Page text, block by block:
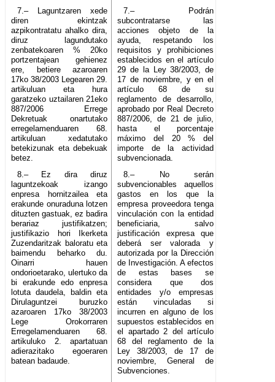
7.– Laguntzaren xede
diren ekintzak
azpikontratatu ahalko dira,
diruz lagundutako
zenbatekoaren % 20ko
portzentajean gehienez
ere, betiere azaroaren
17ko 38/2003 Legearen 29.
artikuluan eta hura
garatzeko uztailaren 21eko
887/2006 Errege
Dekretuak onartutako
erregelamenduaren 68.
artikuluan xedatutako
betekizunak eta debekuak
betez.
7.– Podrán
subcontratarse las
acciones objeto de la
ayuda, respetando los
requisitos y prohibiciones
establecidos en el artículo
29 de la Ley 38/2003, de
17 de noviembre, y en el
artículo 68 de su
reglamento de desarrollo,
aprobado por Real Decreto
887/2006, de 21 de julio,
hasta el porcentaje
máximo del 20 % del
importe de la actividad
subvencionada.
8.– Ez dira diruz
laguntzekoak izango
enpresa hornitzailea eta
erakunde onuraduna lotzen
dituzten gastuak, ez badira
berariaz justifikatzen;
justifikazio hori Ikerketa
Zuzendaritzak baloratu eta
baimendu beharko du.
Oinarri hauen
ondorioetarako, ulertuko da
bi erakunde edo enpresa
lotuta daudela, baldin eta
Dirulaguntzei buruzko
azaroaren 17ko 38/2003
Lege Orokorraren
Erregelamenduaren 68.
artikuluko 2. apartatuan
adierazitako egoeraren
batean badaude.
8.– No serán
subvencionables aquellos
gastos en los que la
empresa proveedora tenga
vinculación con la entidad
beneficiaria, salvo
justificación expresa que
deberá ser valorada y
autorizada por la Dirección
de Investigación. A efectos
de estas bases se
considera que dos
entidades y/o empresas
están vinculadas si
incurren en alguno de los
supuestos establecidos en
el apartado 2 del artículo
68 del reglamento de la
Ley 38/2003, de 17 de
noviembre, General de
Subvenciones.